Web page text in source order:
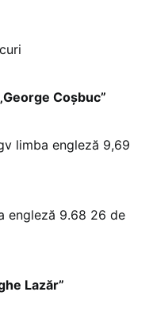
Coșbuc”
limba engleză 9,69
engleză 9.68 26 de
Lazăr”